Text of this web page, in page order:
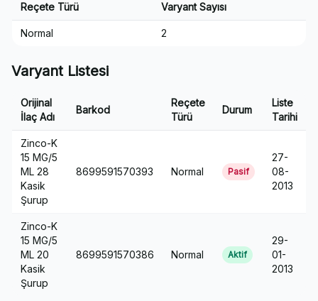
Reçete Türü Varyant Sayısı
Normal 2
Varyant Listesi
Orijinal
İlaç Adı
Barkod
Reçete
Türü
Durum
Liste
Tarihi
Zinco-K
15 MG/5
ML 28
Kasik
Şurup
8699591570393 Normal Pasif
27-
08-
2013
Zinco-K
15 MG/5
ML 20
Kasik
Şurup
8699591570386 Normal Aktif
29-
01-
2013